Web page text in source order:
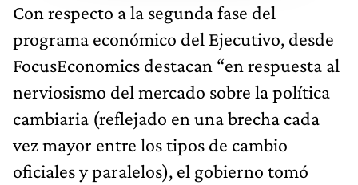
Con respecto a la segunda fase del
programa económico del Ejecutivo, desde
FocusEconomics destacan “en respuesta al
nerviosismo del mercado sobre la política
cambiaria (reflejado en una brecha cada
vez mayor entre los tipos de cambio
oficiales y paralelos), el gobierno tomó